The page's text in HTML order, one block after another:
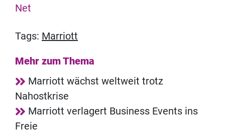
Net
Tags: Marriott
Mehr zum Thema
Marriott wächst weltweit trotz
Nahostkrise
Marriott verlagert Business Events ins
Freie